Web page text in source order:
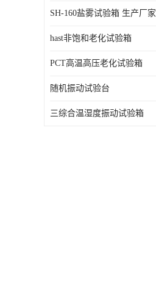
SH-160盐雾试验箱 生产厂家
hast非饱和老化试验箱
PCT高温高压老化试验箱
随机振动试验台
三综合温湿度振动试验箱